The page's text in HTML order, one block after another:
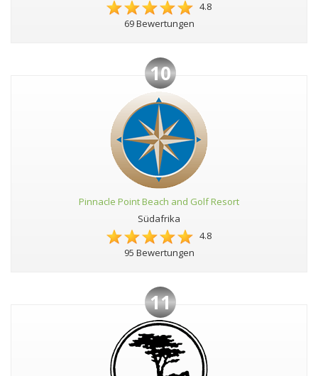
4.8
69 Bewertungen
10
Pinnacle Point Beach and Golf Resort
Südafrika
4.8
95 Bewertungen
11